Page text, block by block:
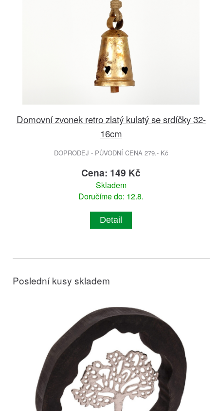
Domovní zvonek retro zlatý kulatý se srdíčky 32-
16cm
DOPRODEJ - PŮVODNÍ CENA 279.- Kč
Cena: 149 Kč
Skladem
Doručíme do: 12.8.
Detail
Poslední kusy skladem